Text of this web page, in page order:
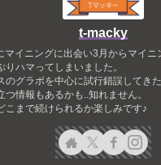
t-macky
マイニングに出会い3月からマイニ
りハマってしまいました。
のグラボを中心に試行錯誤してき
つ情報もあるかも..知れません。
こまで続けられるか楽しみです♪